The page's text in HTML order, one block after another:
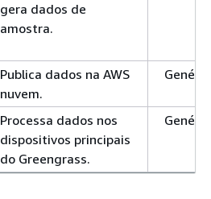
gera dados de
amostra.
Publica dados na AWS
nuvem.
Processa dados nos
dispositivos principais
do Greengrass.